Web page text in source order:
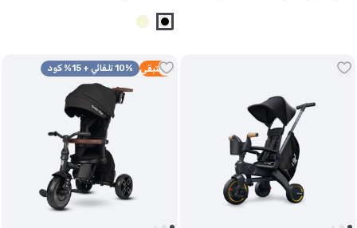
2 متبقي 10% تلقائي + 15% كود